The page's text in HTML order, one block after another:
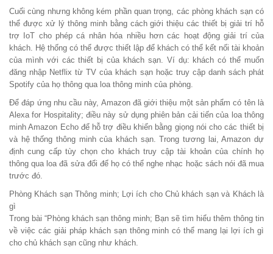
Cuối cùng nhưng không kém phần quan trọng, các phòng khách sạn có
thể được xử lý thông minh bằng cách giới thiệu các thiết bị giải trí hỗ
trợ IoT cho phép cá nhân hóa nhiều hơn các hoạt động giải trí của
khách. Hệ thống có thể được thiết lập để khách có thể kết nối tài khoản
của mình với các thiết bị của khách sạn. Ví dụ: khách có thể muốn
đăng nhập Netflix từ TV của khách sạn hoặc truy cập danh sách phát
Spotify của họ thông qua loa thông minh của phòng.
Để đáp ứng nhu cầu này, Amazon đã giới thiệu một sản phẩm có tên là
Alexa for Hospitality; điều này sử dụng phiên bản cải tiến của loa thông
minh Amazon Echo để hỗ trợ điều khiển bằng giọng nói cho các thiết bị
và hệ thống thông minh của khách sạn. Trong tương lai, Amazon dự
định cung cấp tùy chọn cho khách truy cập tài khoản của chính họ
thông qua loa đã sửa đổi để họ có thể nghe nhạc hoặc sách nói đã mua
trước đó.
Phòng Khách sạn Thông minh; Lợi ích cho Chủ khách sạn và Khách là
gì
Trong bài “Phòng khách sạn thông minh; Bạn sẽ tìm hiểu thêm thông tin
về việc các giải pháp khách sạn thông minh có thể mang lại lợi ích gì
cho chủ khách sạn cũng như khách.